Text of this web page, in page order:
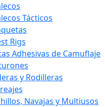
Tácticos
Rigs
Adhesivas de Camuflaje
y Rodilleras
Navajas y Multiusos